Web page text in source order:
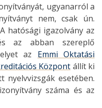
ugyanarról a
nem, csak ún.
hatósági igazolvány az
az abban szereplő
az Emmi Oktatási
Központ állít ki
nyelvvizsgák esetében.
száma és az